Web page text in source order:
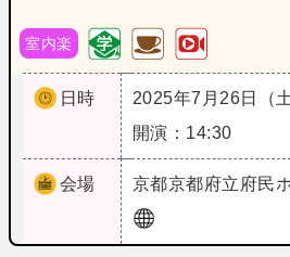
室内楽
日時
2025年7月26日（土
開演：14:30
会場 京都京都府立府民